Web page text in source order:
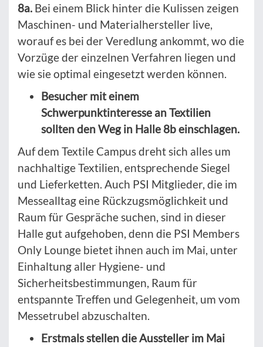
8a. Bei einem Blick hinter die Kulissen zeigen
Maschinen- und Materialhersteller live,
worauf es bei der Veredlung ankommt, wo die
Vorzüge der einzelnen Verfahren liegen und
wie sie optimal eingesetzt werden können.
Besucher mit einem
Schwerpunktinteresse an Textilien
sollten den Weg in Halle 8b einschlagen.
Auf dem Textile Campus dreht sich alles um
nachhaltige Textilien, entsprechende Siegel
und Lieferketten. Auch PSI Mitglieder, die im
Messealltag eine Rückzugsmöglichkeit und
Raum für Gespräche suchen, sind in dieser
Halle gut aufgehoben, denn die PSI Members
Only Lounge bietet ihnen auch im Mai, unter
Einhaltung aller Hygiene- und
Sicherheitsbestimmungen, Raum für
entspannte Treffen und Gelegenheit, um vom
Messetrubel abzuschalten.
Erstmals stellen die Aussteller im Mai